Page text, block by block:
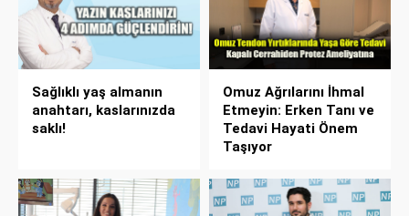
Sağlıklı yaş almanın
anahtarı, kaslarınızda
saklı!
Omuz Ağrılarını İhmal
Etmeyin: Erken Tanı ve
Tedavi Hayati Önem
Taşıyor